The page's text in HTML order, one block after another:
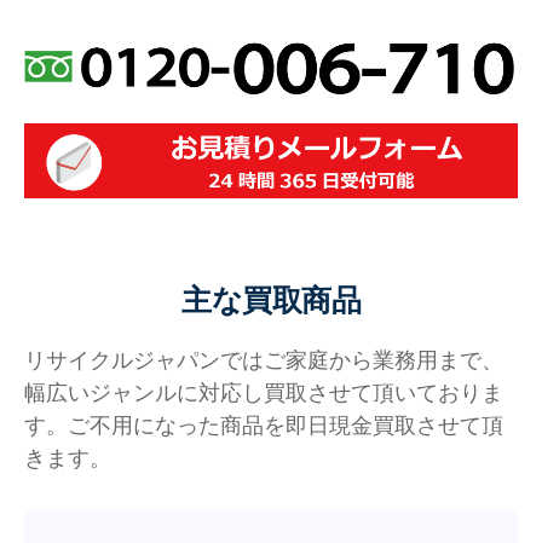
主な買取商品
リサイクルジャパンではご家庭から業務用まで、
幅広いジャンルに対応し買取させて頂いておりま
す。ご不用になった商品を即日現金買取させて頂
きます。